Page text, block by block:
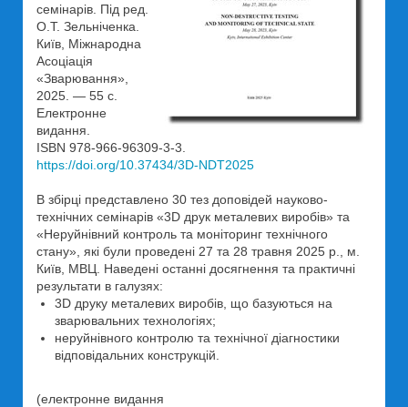
семінарів. Під ред.
О.Т. Зельніченка.
Київ, Міжнародна
Асоціація
«Зварювання»,
2025. — 55 с.
Електронне
видання.
ISBN 978-966-96309-3-3.
https://doi.org/10.37434/3D-NDT2025
В збірці представлено 30 тез доповідей науково-
технічних семінарів «3D друк металевих виробів» та
«Неруйнівний контроль та моніторинг технічного
стану», які були проведені 27 та 28 травня 2025 р., м.
Київ, МВЦ. Наведені останні досягнення та практичні
результати в галузях:
3D друку металевих виробів, що базуються на
зварювальних технологіях;
неруйнівного контролю та технічної діагностики
відповідальних конструкцій.
(електронне видання